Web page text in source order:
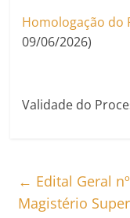
Homologação do
09/06/2026)
Validade do
← Edital Geral
Magistério